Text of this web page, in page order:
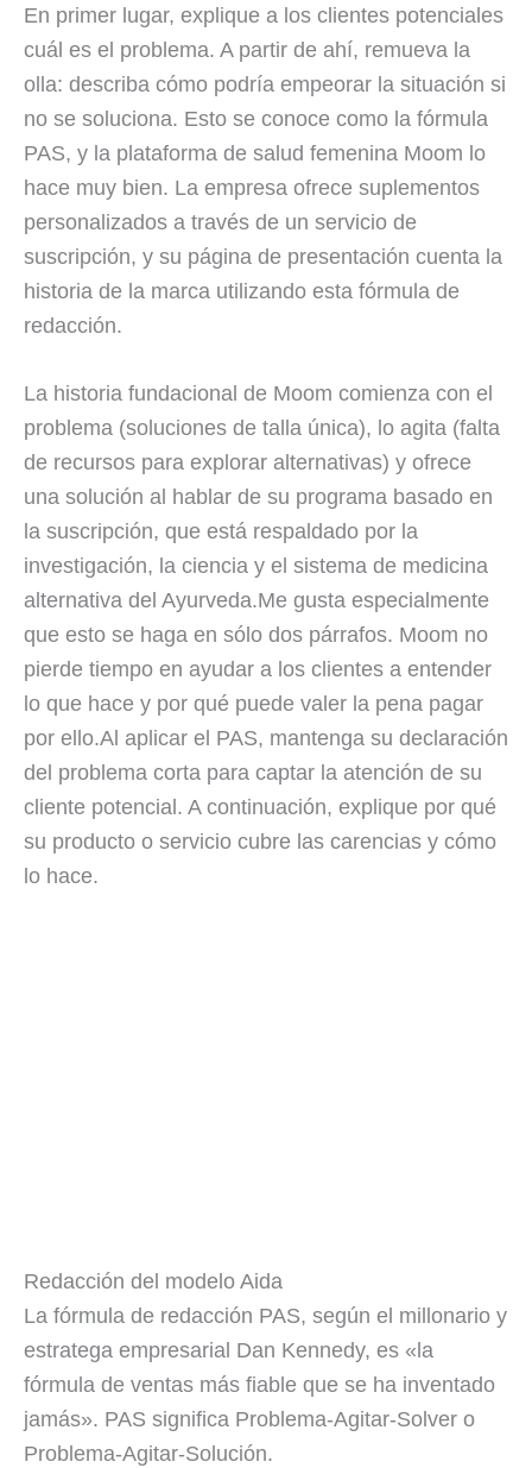
En primer lugar, explique a los clientes potenciales
cuál es el problema. A partir de ahí, remueva la
olla: describa cómo podría empeorar la situación si
no se soluciona. Esto se conoce como la fórmula
PAS, y la plataforma de salud femenina Moom lo
hace muy bien. La empresa ofrece suplementos
personalizados a través de un servicio de
suscripción, y su página de presentación cuenta la
historia de la marca utilizando esta fórmula de
redacción.
La historia fundacional de Moom comienza con el
problema (soluciones de talla única), lo agita (falta
de recursos para explorar alternativas) y ofrece
una solución al hablar de su programa basado en
la suscripción, que está respaldado por la
investigación, la ciencia y el sistema de medicina
alternativa del Ayurveda.Me gusta especialmente
que esto se haga en sólo dos párrafos. Moom no
pierde tiempo en ayudar a los clientes a entender
lo que hace y por qué puede valer la pena pagar
por ello.Al aplicar el PAS, mantenga su declaración
del problema corta para captar la atención de su
cliente potencial. A continuación, explique por qué
su producto o servicio cubre las carencias y cómo
lo hace.
Redacción del modelo Aida
La fórmula de redacción PAS, según el millonario y
estratega empresarial Dan Kennedy, es «la
fórmula de ventas más fiable que se ha inventado
jamás». PAS significa Problema-Agitar-Solver o
Problema-Agitar-Solución.